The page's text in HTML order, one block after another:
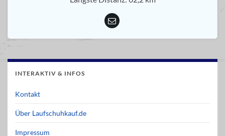
INTERAKTIV & INFOS
Kontakt
Über Laufschuhkauf.de
Impressum